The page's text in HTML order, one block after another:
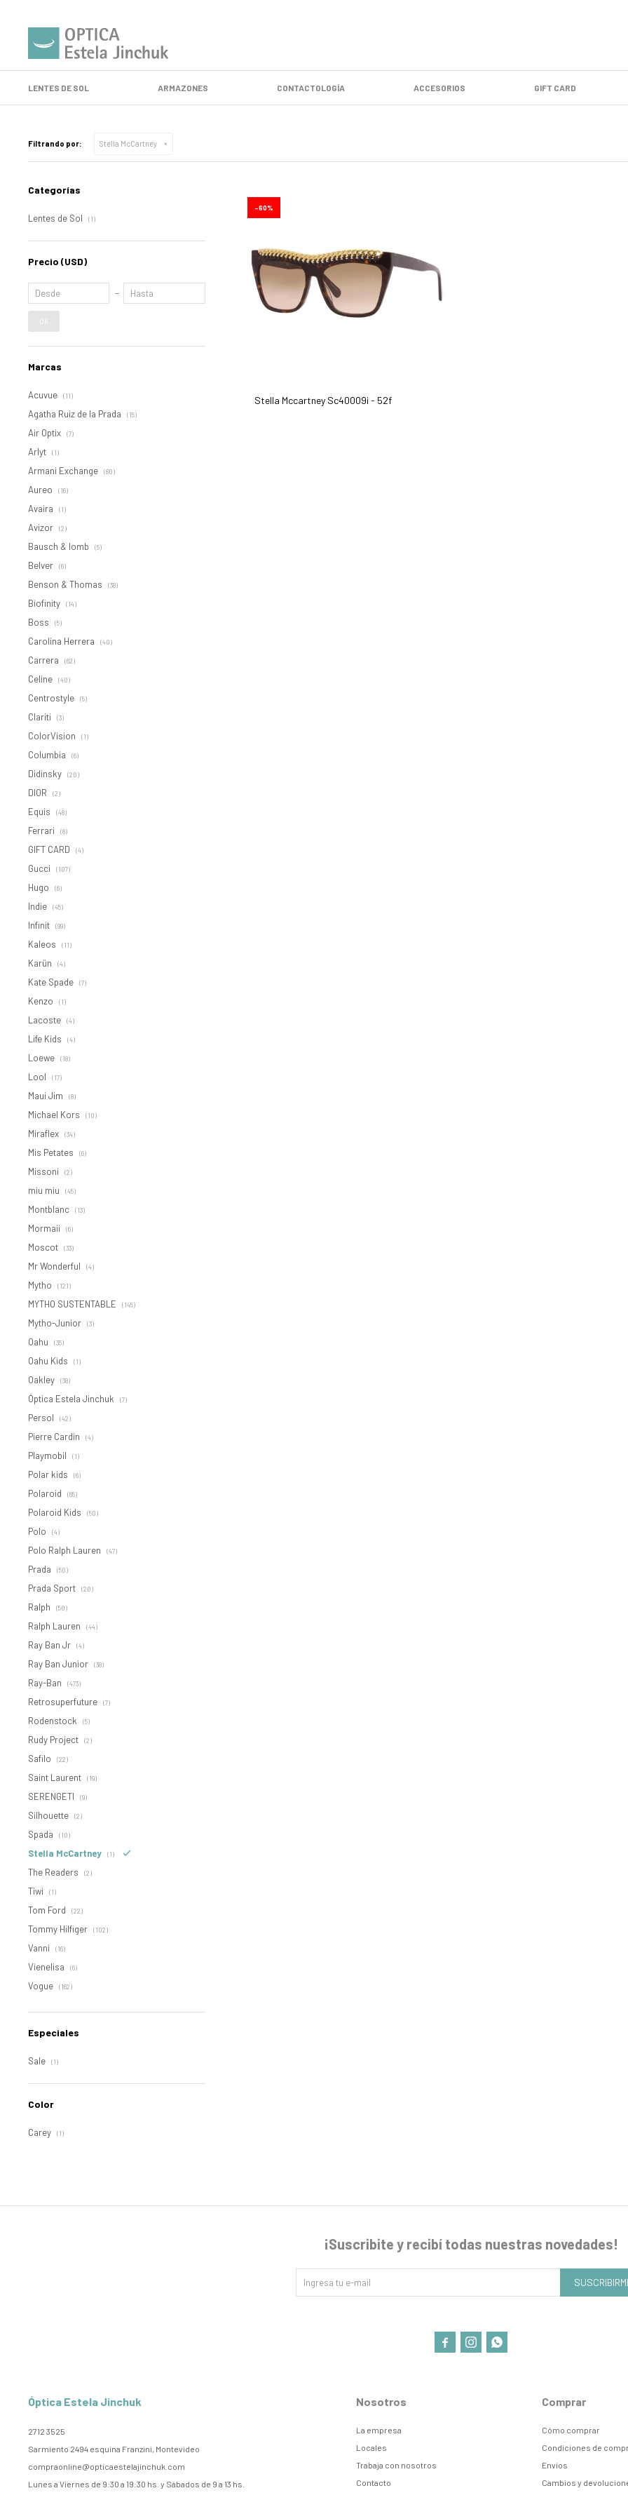
LENTES DE SOL ARMAZONES CONTACTOLOGÍA ACCESORIOS GIFT CARD
Filtrando por: Stella McCartney
Stella Mccartney Sc40009i - 52f
60
Categorías
Lentes de Sol (1)
Precio (USD)
Marcas
Acuvue (11)
Agatha Ruiz de la Prada (15)
Air Optix (7)
Arlyt (1)
Armani Exchange (80)
Aureo (16)
Avaira (1)
Avizor (2)
Bausch & lomb (5)
Belver (6)
Benson & Thomas (38)
Biofinity (14)
Boss (5)
Carolina Herrera (40)
Carrera (62)
Celine (40)
Centrostyle (5)
Clariti (3)
ColorVision (1)
Columbia (6)
Didinsky (20)
DIOR (2)
Equis (48)
Ferrari (8)
GIFT CARD (4)
Gucci (107)
Hugo (6)
Indie (45)
Infinit (99)
Kaleos (11)
Karün (4)
Kate Spade (7)
Kenzo (1)
Lacoste (4)
Life Kids (4)
Loewe (18)
Lool (17)
Maui Jim (8)
Michael Kors (10)
Miraflex (34)
Mis Petates (6)
Missoni (2)
miu miu (45)
Montblanc (13)
Mormaii (6)
Moscot (33)
Mr Wonderful (4)
Mytho (121)
MYTHO SUSTENTABLE (145)
Mytho-Junior (3)
Oahu (35)
Oahu Kids (1)
Oakley (38)
Óptica Estela Jinchuk (7)
Persol (42)
Pierre Cardin (4)
Playmobil (1)
Polar kids (6)
Polaroid (65)
Polaroid Kids (50)
Polo (4)
Polo Ralph Lauren (47)
Prada (50)
Prada Sport (20)
Ralph (50)
Ralph Lauren (44)
Ray Ban Jr (4)
Ray Ban Junior (38)
Ray-Ban (473)
Retrosuperfuture (7)
Rodenstock (5)
Rudy Project (2)
Safilo (22)
Saint Laurent (19)
SERENGETI (9)
Silhouette (2)
Spada (10)
Stella McCartney (1)
The Readers (2)
Tiwi (1)
Tom Ford (22)
Tommy Hilfiger (102)
Vanni (16)
Vienelisa (6)
Vogue (162)
Especiales
Sale (1)
Color
Carey (1)
Óptica Estela Jinchuk
2712 3525
Sarmiento 2494 esquina Franzini, Montevideo
compraonline@opticaestelajinchuk.com
Lunes a Viernes de 9:30 a 19:30 hs. y Sábados de 9 a 13 hs.
Nosotros
La empresa
Locales
Trabaja con nosotros
Contacto
Comprar
Cómo comprar
Condiciones de
Envíos
Cambios y
¡Suscribite y recibí todas nuestras novedades!
  